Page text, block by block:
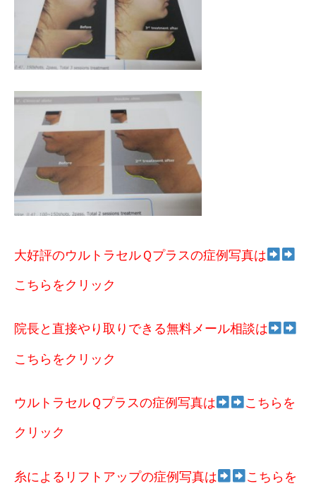
大好評のウルトラセルＱプラスの症例写真は
こちらをクリック
院長と直接やり取りできる無料メール相談は
こちらをクリック
ウルトラセルＱプラスの症例写真は こちらを
クリック
糸によるリフトアップの症例写真は こちらを